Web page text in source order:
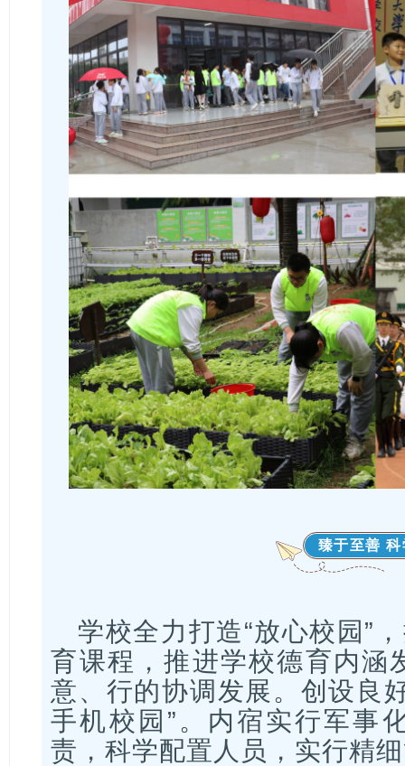
臻于至善
学校全力打造“放心校园”
育课程，推进学校德育内涵
意、行的协调发展。创设良
手机校园”。内宿实行军事
责，科学配置人员，实行精